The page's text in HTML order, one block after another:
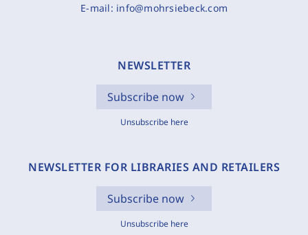
E-mail: info@mohrsiebeck.com
NEWSLETTER
Subscribe now
Unsubscribe here
NEWSLETTER FOR LIBRARIES AND RETAILERS
Subscribe now
Unsubscribe here